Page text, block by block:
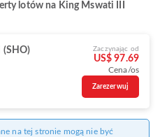
lotów na King Mswati III
(SHO) Zaczynając od
US$ 97.69
Cena/os
Zarezerwuj
na tej stronie mogą nie być